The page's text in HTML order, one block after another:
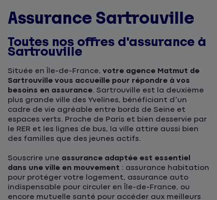
Assurance Sartrouville
Toutes nos offres d'assurance à
Sartrouville
Située en Île-de-France, votre agence Matmut de
Sartrouville vous accueille pour répondre à vos
besoins en assurance. Sartrouville est la deuxième
plus grande ville des Yvelines, bénéficiant d’un
cadre de vie agréable entre bords de Seine et
espaces verts. Proche de Paris et bien desservie par
le RER et les lignes de bus, la ville attire aussi bien
des familles que des jeunes actifs.
Souscrire une assurance adaptée est essentiel
dans une ville en mouvement : assurance habitation
pour protéger votre logement, assurance auto
indispensable pour circuler en Île-de-France, ou
encore mutuelle santé pour accéder aux meilleurs